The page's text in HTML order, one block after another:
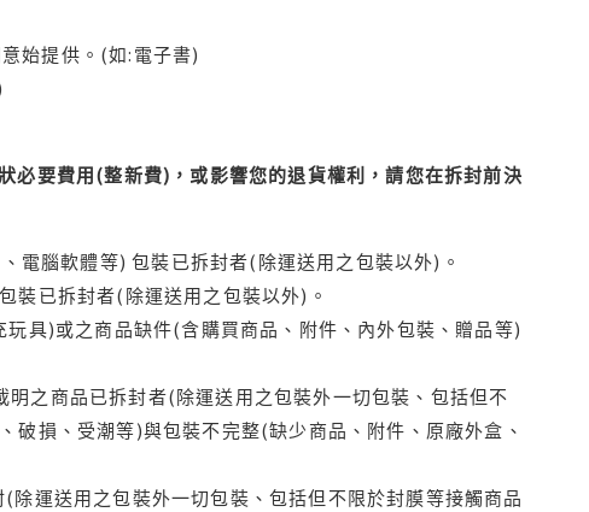
始提供。(如:電子書)
必要費用(整新費)，或影響您的退貨權利，請您在拆封前決
電腦軟體等) 包裝已拆封者(除運送用之包裝以外)。
裝已拆封者(除運送用之包裝以外)。
具)或之商品缺件(含購買商品、附件、內外包裝、贈品等)
之商品已拆封者(除運送用之包裝外一切包裝、包括但不
損、受潮等)與包裝不完整(缺少商品、附件、原廠外盒、
運送用之包裝外一切包裝、包括但不限於封膜等接觸商品